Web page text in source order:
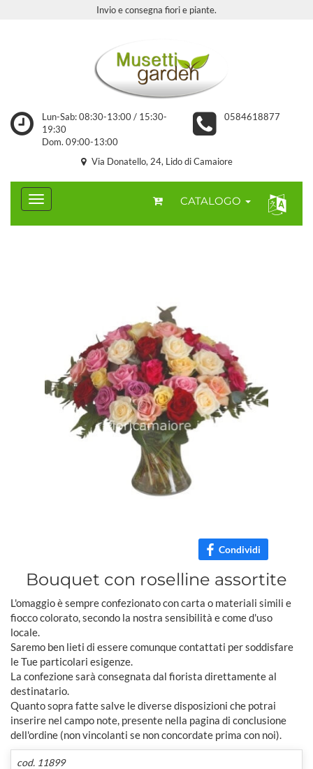
Invio e consegna fiori e piante.
Lun-Sab: 08:30-13:00 / 15:30-
19:30
Dom. 09:00-13:00
0584618877
Via Donatello, 24, Lido di Camaiore
CATALOGO
Condividi
Bouquet con roselline assortite
L'omaggio è sempre confezionato con carta o materiali simili e
fiocco colorato, secondo la nostra sensibilità e come d'uso
locale.
Saremo ben lieti di essere comunque contattati per soddisfare
le Tue particolari esigenze.
La confezione sarà consegnata dal fiorista direttamente al
destinatario.
Quanto sopra fatte salve le diverse disposizioni che potrai
inserire nel campo note, presente nella pagina di conclusione
dell'ordine (non vincolanti se non concordate prima con noi).
cod. 11899